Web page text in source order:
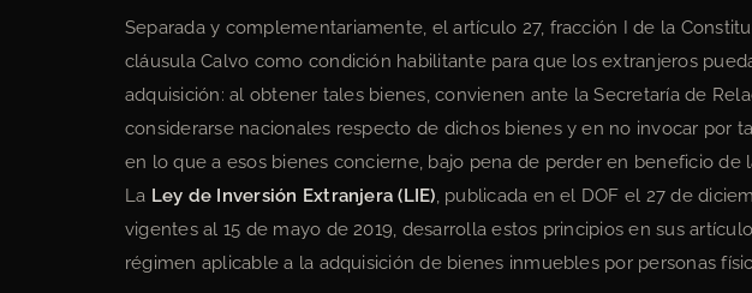
Separada y complementariamente, el artículo 27, fracción I de la
cláusula Calvo como condición habilitante para que los extranjeros
adquisición: al obtener tales bienes, convienen ante la Secretaría de
considerarse nacionales respecto de dichos bienes y en no invocar por
en lo que a esos bienes concierne, bajo pena de perder en beneficio de
La Ley de Inversión Extranjera (LIE), publicada en el DOF el 27 de
vigentes al 15 de mayo de 2019, desarrolla estos principios en sus
régimen aplicable a la adquisición de bienes inmuebles por personas